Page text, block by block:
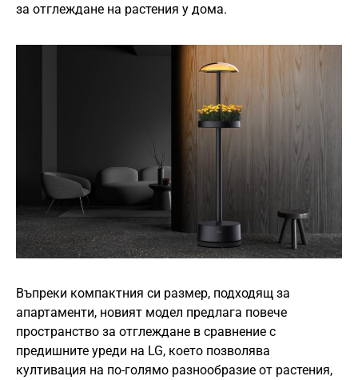
за отглеждане на растения у дома.
Въпреки компактния си размер, подходящ за
апартаменти, новият модел предлага повече
пространство за отглеждане в сравнение с
предишните уреди на LG, което позволява
култивация на по-голямо разнообразие от растения,